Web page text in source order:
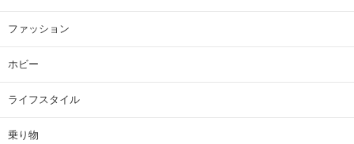
ファッション
ホビー
ライフスタイル
乗り物